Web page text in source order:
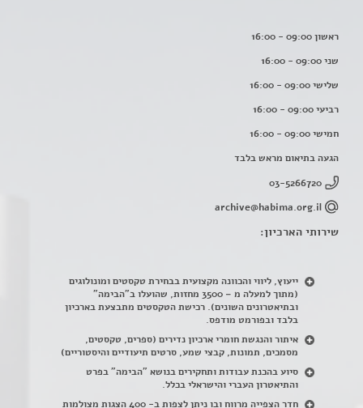
ראשון 09:00 - 16:00
שני 09:00 - 16:00
שלישי 09:00 - 16:00
רביעי 09:00 - 16:00
חמישי 09:00 - 16:00
הגעה בתיאום מראש בלבד
03-5266720
archive@habima.org.il
שירותי הארכיון:
ייעוץ, ליווי והכוונה מקצועית בבחירת טקסטים ומונולוגים
(מתוך למעלה מ – 3500 מחזות, שהועלו ב"הבימה"
ובתיאטרונים השונים). רכישת הטקסטים מתבצעת בארכיון
בלבד ובפורמט מודפס.
איתור והנגשת חומרי ארכיון נדירים (ספרים, טקסטים,
מסמכים, תמונות, קבצי שמע, סרטים תיעודיים והיסטוריים)
סיוע בהכנת עבודות ותחקירים בנושא "הבימה" בפרט
והתיאטרון העברי והישראלי בכלל.
חדר הצפייה מרווח ובו ניתן לצפות ב- 400 הצגות מצולמות